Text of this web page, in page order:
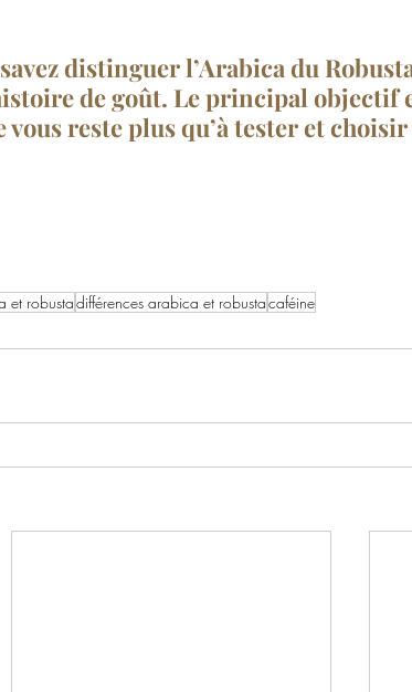
distinguer l’Arabica du
de goût. Le principal objectif
reste plus qu’à tester et
et robustadifférences arabica et robustacaféine